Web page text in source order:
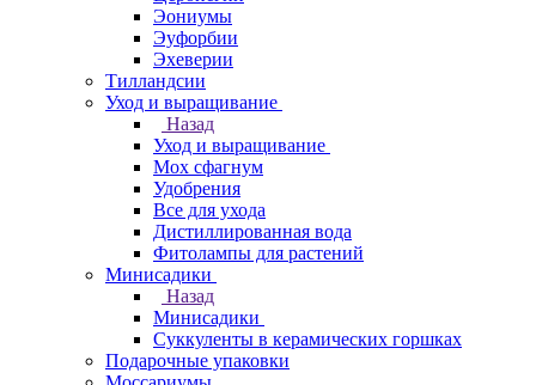
Эониумы
Эуфорбии
Эхеверии
Тилландсии
Уход и выращивание
Назад
Уход и выращивание
Мох сфагнум
Удобрения
Все для ухода
Дистиллированная вода
Фитолампы для растений
Минисадики
Назад
Минисадики
Суккуленты в керамических горшках
Подарочные упаковки